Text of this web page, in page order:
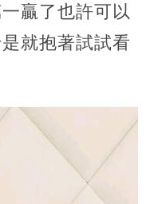
贏了也許可以
就抱著試試看